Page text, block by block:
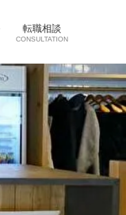
転職相談
CONSULTATION